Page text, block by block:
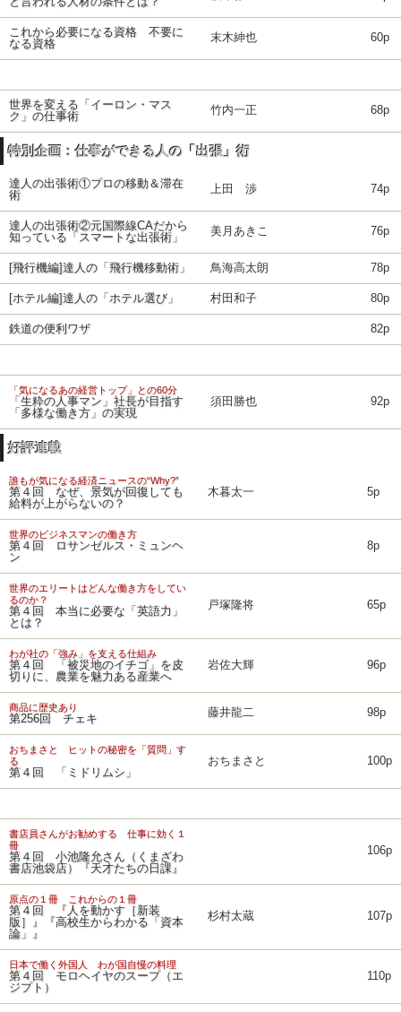
これから必要になる資格 不要に
なる資格
末木紳也 60p
世界を変える「イーロン・マス
ク」の仕事術
竹内一正 68p
特別企画：仕事ができる人の「出張」術
達人の出張術①プロの移動＆滞在
術
上田 渉 74p
達人の出張術②元国際線CAだから
知っている「スマートな出張術」
美月あきこ 76p
[飛行機編]達人の「飛行機移動術」 鳥海高太朗 78p
[ホテル編]達人の「ホテル選び」 村田和子 80p
鉄道の便利ワザ 82p
「気になるあの経営トップ」との60分
「生粋の人事マン」社長が目指す
「多様な働き方」の実現
須田勝也 92p
好評連載
誰もが気になる経済ニュースの“Why?”
第４回 なぜ、景気が回復しても
給料が上がらないの？
木暮太一 5p
世界のビジネスマンの働き方
第４回 ロサンゼルス・ミュンヘ
ン
8p
世界のエリートはどんな働き方をしてい
るのか？
第４回 本当に必要な「英語力」
とは？
戸塚隆将 65p
わが社の「強み」を支える仕組み
第４回 「被災地のイチゴ」を皮
切りに、農業を魅力ある産業へ
岩佐大輝 96p
商品に歴史あり
第256回 チェキ 藤井龍二 98p
おちまさと ヒットの秘密を「質問」す
る
第４回 「ミドリムシ」
おちまさと 100p
書店員さんがお勧めする 仕事に効く１
冊
第４回 小池隆允さん（くまざわ
書店池袋店）『天才たちの日課』
106p
原点の１冊 これからの１冊
第４回 『人を動かす［新装
版］』『高校生からわかる「資本
論」』
杉村太蔵 107p
日本で働く外国人 わが国自慢の料理
第４回 モロヘイヤのスープ（エ
ジプト）
110p